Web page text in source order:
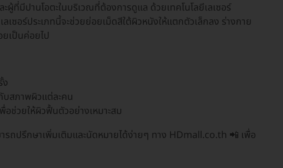
ที่มีปานโอตะในบริเวณที่ต้องการดูแล ด้วยเทคโนโลยีเลเซอร์
อร์ประเภทนี้จะช่วยย่อยเม็ดสีใต้ผิวหนังให้แตกตัวเล็กลง ร่างกาย
เป็นค่อยไป
ง
สภาพผิวแต่ละคน
อช่วยให้ผิวฟื้นตัวอย่างเหมาะสม
รถปรึกษาเพิ่มเติมและนัดหมายได้ง่ายๆ ทาง HDmall.co.th 📲 เพื่อ